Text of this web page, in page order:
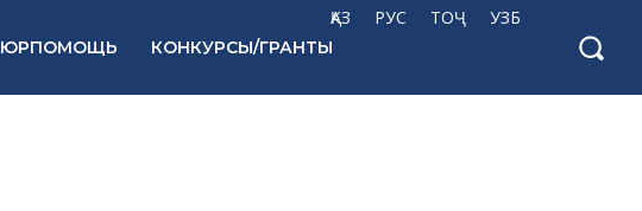
ҚАЗ РУС ТОҶ УЗБ
ЮРПОМОЩЬ КОНКУРСЫ/ГРАНТЫ